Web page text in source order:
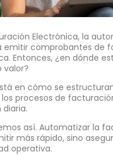
Electrónica, la
emitir comprobantes de
Entonces, ¿en dónde
valor?
en cómo se
procesos de
así. Automatizar la
más rápido, sino
operativa.